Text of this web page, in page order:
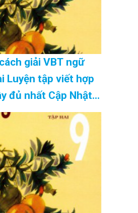
giải VBT ngữ
Luyện tập viết hợp
đủ nhất Cập Nhật